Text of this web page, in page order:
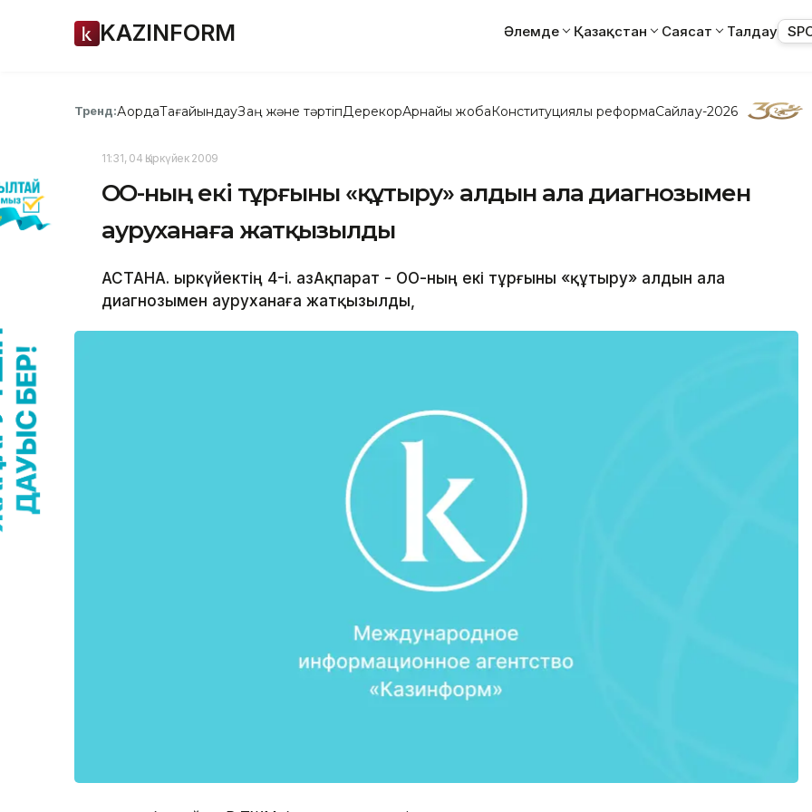
KAZINFORM Әлемде Қазақстан Саясат Талдау
Тренд:АқордаТағайындауЗаң және тәртіпДерекқорАрнайы жобаКонституциялық реформаСайлау-2026
11:31, 04 Қыркүйек 2009
ОҚО-ның екі тұрғыны «құтыру» алдын ала диагнозымен
ауруханаға жатқызылды
АСТАНА. Қыркүйектің 4-і. ҚазАқпарат - ОҚО-ның екі тұрғыны «құтыру» алдын ала
диагнозымен ауруханаға жатқызылды,